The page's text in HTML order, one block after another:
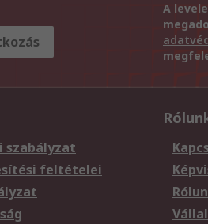
A
szabályzat
feltételei